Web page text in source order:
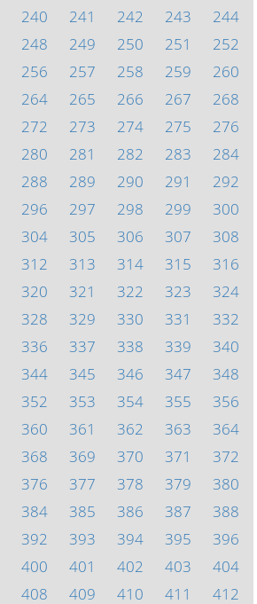
240 241 242 243
244
248 249 250 251
252
256 257 258 259
260
264 265 266 267
268
272 273 274 275
276
280 281 282 283
284
288 289 290 291
292
296 297 298 299
300
304 305 306 307
308
312 313 314 315
316
320 321 322 323
324
328 329 330 331
332
336 337 338 339
340
344 345 346 347
348
352 353 354 355
356
360 361 362 363
364
368 369 370 371
372
376 377 378 379
380
384 385 386 387
388
392 393 394 395
396
400 401 402 403
404
408 409 410 411 412